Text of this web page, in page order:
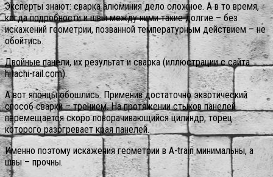
Эксперты знают: сварка алюминия дело сложное. А в то время,
когда подробности и швы между ними такие долгие – без
искажений геометрии, позванной температурным действием – не
обойтись.
Двойные панели, их результат и сварка (иллюстрации с сайта
hitachi-rail.com).
А вот японцы обошлись. Применив достаточно экзотический
способ сварки – трением. На протяжении стыков панелей
перемещается скоро поворачивающийся цилиндр, торец
которого разогревает края панелей.
Именно поэтому искажения геометрии в A-train минимальны, а
швы – прочны.